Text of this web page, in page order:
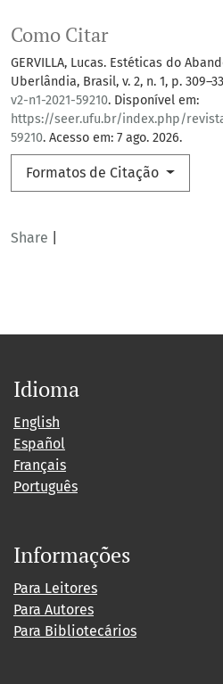
Como Citar
GERVILLA, Lucas. Estéticas do
Uberlândia, Brasil, v. 2, n. 1, p.
v2-n1-2021-59210. Disponível em:
https://seer.ufu.br/index.php/
59210. Acesso em: 7 ago. 2026.
Formatos de Citação
Share
Idioma
English
Español
Français
Português
Informações
Para Leitores
Para Autores
Para Bibliotecários